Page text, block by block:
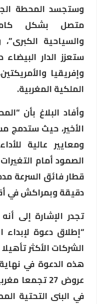
وستجسد المحطة
متصل بشكل كامل
والسياحية
ستعزز الدار البيضاء
وإفريقيا
الملكية المغربية.
وأفاد البلاغ بأن
الأخير، حيث ستدمج
ومعايير عالية
الصمود أمام
دقيقة وبمراكش في
تجدر الإشارة إلى
الشركات الأكثر
عروض 27
في البنى التحتية